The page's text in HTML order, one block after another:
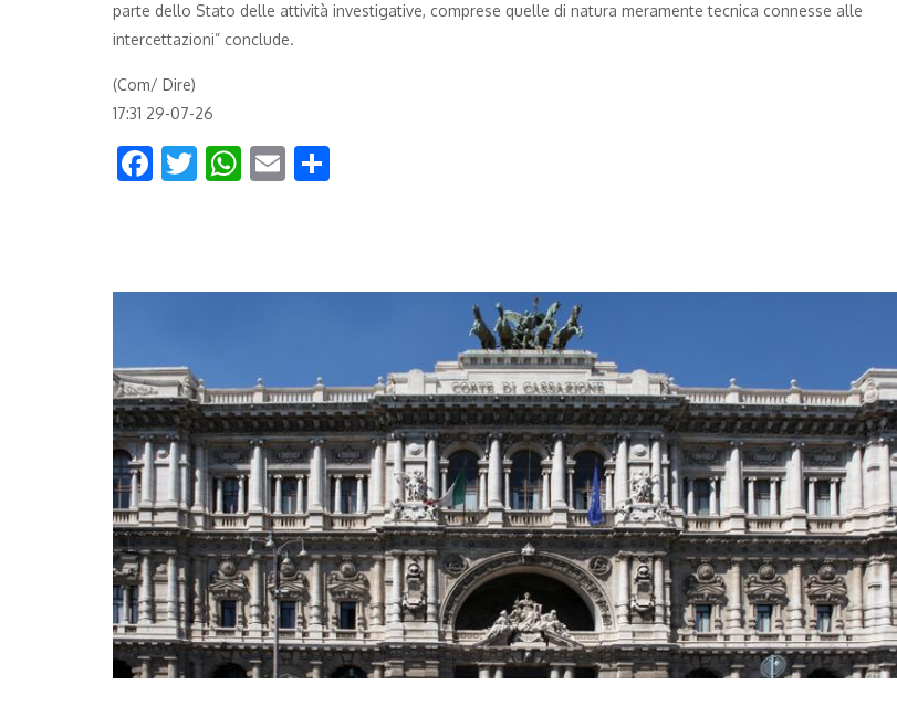
parte dello Stato delle attività investigative, comprese quelle di natura meramente tecnica connesse alle
intercettazioni” conclude.
(Com/ Dire)
17:31 29-07-26
Facebook
Twitter
WhatsApp
Email